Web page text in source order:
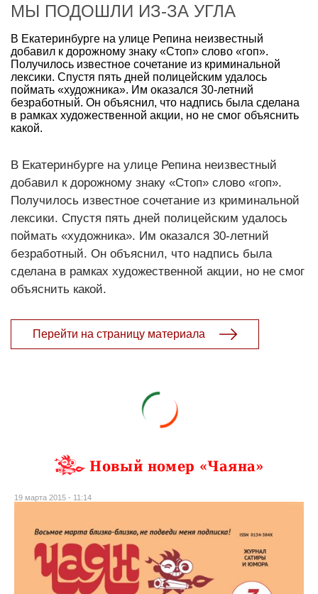
МЫ ПОДОШЛИ ИЗ-ЗА УГЛА
В Екатеринбурге на улице Репина неизвестный
добавил к дорожному знаку «Стоп» слово «гоп».
Получилось известное сочетание из криминальной
лексики. Спустя пять дней полицейским удалось
поймать «художника». Им оказался 30-летний
безработный. Он объяснил, что надпись была сделана
в рамках художественной акции, но не смог объяснить
какой.
В Екатеринбурге на улице Репина неизвестный
добавил к дорожному знаку «Стоп» слово «гоп».
Получилось известное сочетание из криминальной
лексики. Спустя пять дней полицейским удалось
поймать «художника». Им оказался 30-летний
безработный. Он объяснил, что надпись была
сделана в рамках художественной акции, но не смог
объяснить какой.
Перейти на страницу материала
Новый номер «Чаяна»
19 марта 2015 - 11:14